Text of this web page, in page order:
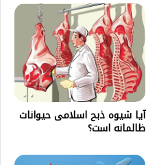
آيا شیوه ذبح اسلامی حیوانات
ظالمانه است؟